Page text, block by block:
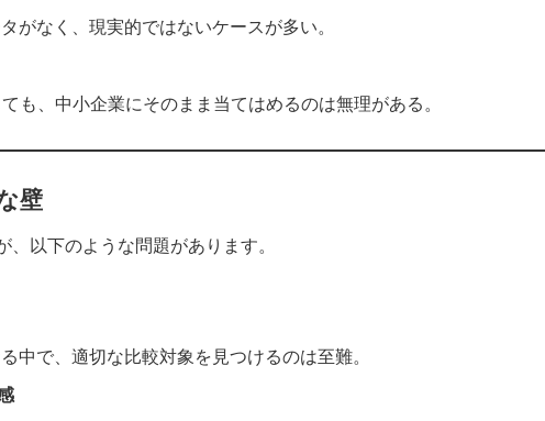
なく、現実的ではないケースが多い。
、中小企業にそのまま当てはめるのは無理がある。
壁
、以下のような問題があります。
で、適切な比較対象を見つけるのは至難。